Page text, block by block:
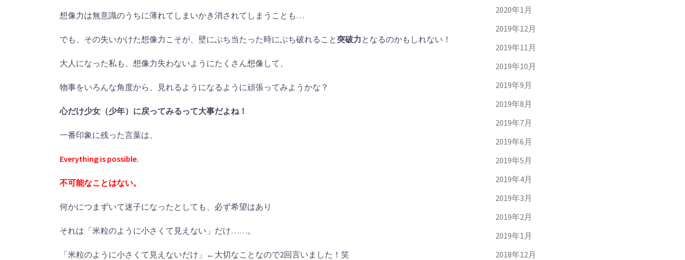
想像力は無意識のうちに薄れてしまいかき消されてしまうことも…
でも、その失いかけた想像力こそが、壁にぶち当たった時にぶち破れること 突破力となるのかもしれない！
大人になった私も、想像力失わないようにたくさん想像して、
物事をいろんな角度から、見れるようになるように頑張ってみようかな？
心だけ少女（少年）に戻ってみるって大事だよね！
一番印象に残った言葉は、
Everything is possible.
不可能なことはない。
何かにつまずいて迷子になったとしても、必ず希望はあり
それは「米粒のように小さくて見えない」だけ……。
「米粒のように小さくて見えないだけ」←大切なことなので2回言いました！笑
2020年1月
2019年12月
2019年11月
2019年10月
2019年9月
2019年8月
2019年7月
2019年6月
2019年5月
2019年4月
2019年3月
2019年2月
2019年1月
2018年12月